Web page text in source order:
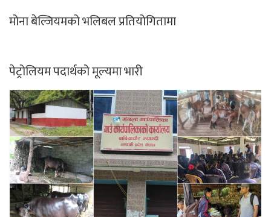
सवारी नियम उल्लंघनमा कडाइः